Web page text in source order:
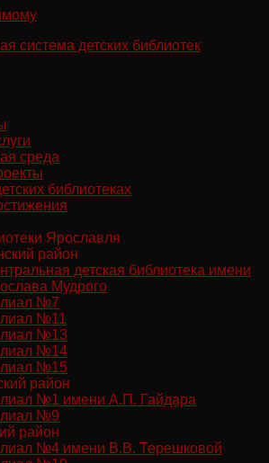
среда
библиотеках
Ярославля
район
детская библиотека имени
Мудрого
№7
№11
№13
№14
№15
район
№1 имени А.П. Гайдара
№9
район
№4 имени В.В. Терешковой